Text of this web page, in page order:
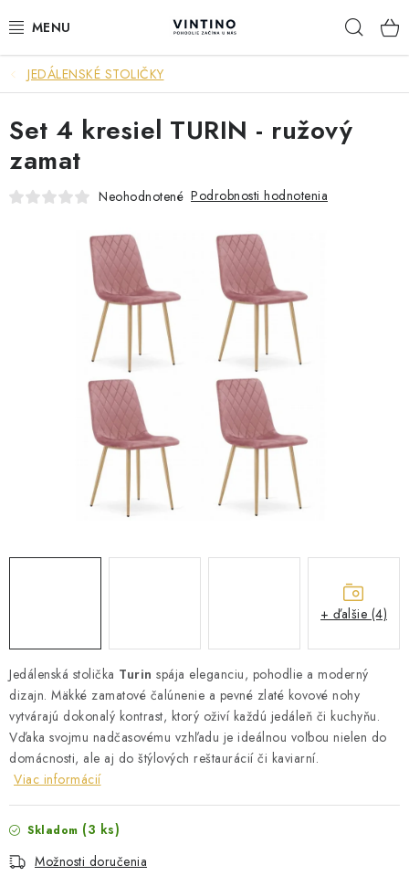
na
NÁBYTOK
VÝPREDAJ
ZÁVESNÉ HOJDACIE KRESLÁ
JEDÁLENSKÉ STOLY
JEDÁLENSKÉ STOLIČKY
ZÁHRADNÝ NÁBYTOK
STOJANY A REGÁLY
SKRIŇA NA TOPANKY
FAQ - NAJČASTEJŠIE OTÁZKY
Všeobecné obchodné podmienky
Reklamácia vrátenie tovaru
Kontakty
JEDÁLENSKÉ STOLIČKY
Jedálenská stolička Turin spája eleganciu, pohodlie a moderný
dizajn. Mäkké zamatové čalúnenie a pevné zlaté kovové nohy
vytvárajú dokonalý kontrast, ktorý oživí každú jedáleň či kuchyňu.
Vďaka svojmu nadčasovému vzhľadu je ideálnou voľbou nielen do
domácnosti, ale aj do štýlových reštaurácií či kaviarní.
Viac informácií
Skladom (3 ks)
Možnosti doručenia
Set 4 kresiel TURIN - ružový
zamat
Neohodnotené Podrobnosti hodnotenia
+ ďalšie (4)